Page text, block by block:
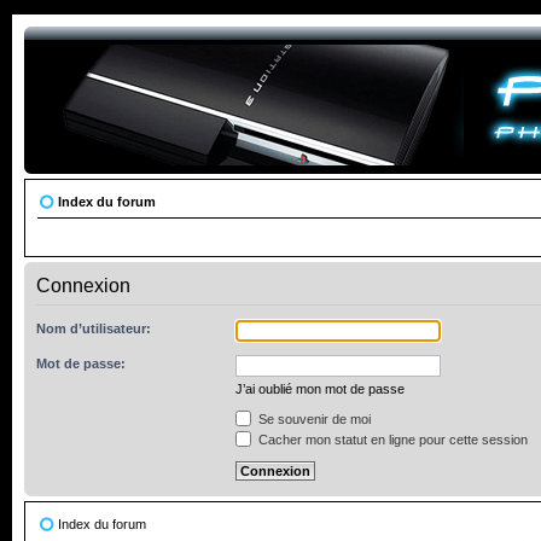
Index du forum
Connexion
Nom d’utilisateur:
Mot de passe:
J’ai oublié mon mot de passe
Se souvenir de moi
Cacher mon statut en ligne pour cette session
Index du forum